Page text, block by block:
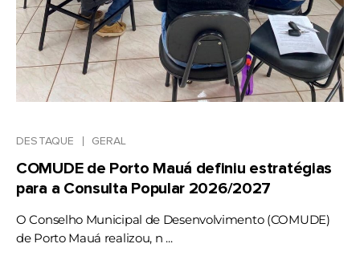
DESTAQUE GERAL
COMUDE de Porto Mauá definiu estratégias
para a Consulta Popular 2026/2027
O Conselho Municipal de Desenvolvimento (COMUDE)
de Porto Mauá realizou, n ...